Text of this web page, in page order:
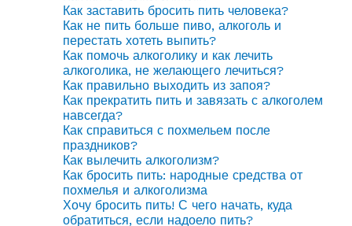
Как заставить бросить пить человека?
Как не пить больше пиво, алкоголь и
перестать хотеть выпить?
Как помочь алкоголику и как лечить
алкоголика, не желающего лечиться?
Как правильно выходить из запоя?
Как прекратить пить и завязать с алкоголем
навсегда?
Как справиться с похмельем после
праздников?
Как вылечить алкоголизм?
Как бросить пить: народные средства от
похмелья и алкоголизма
Хочу бросить пить! С чего начать, куда
обратиться, если надоело пить?